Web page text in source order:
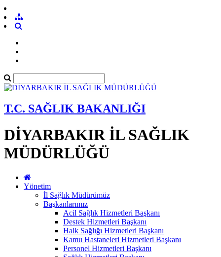
T.C. SAĞLIK BAKANLIĞI
DİYARBAKIR İL SAĞLIK
MÜDÜRLÜĞÜ
Yönetim
İl Sağlık Müdürümüz
Başkanlarımız
Acil Sağlık Hizmetleri Başkanı
Destek Hizmetleri Başkanı
Halk Sağlığı Hizmetleri Başkanı
Kamu Hastaneleri Hizmetleri Başkanı
Personel Hizmetleri Başkanı